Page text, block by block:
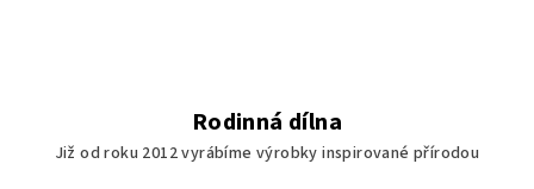
Rodinná dílna
Již od roku 2012 vyrábíme výrobky inspirované přírodou